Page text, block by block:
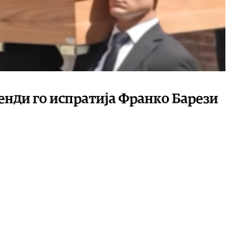
го испратија Франко Барези